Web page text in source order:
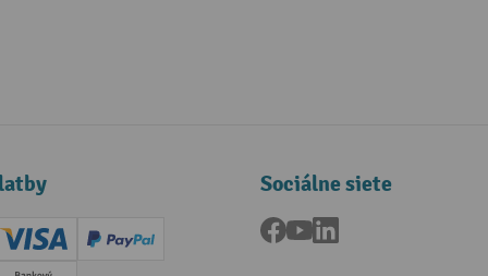
(Master)
Creditcard (Visa)
PayPal
Sociálne siete
Facebook
YouTube